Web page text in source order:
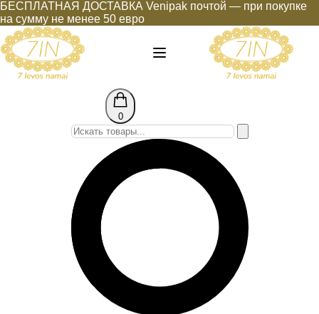
БЕСПЛАТНАЯ ДОСТАВКА Venipak почтой — при покупке
на сумму не менее 50 евро
0